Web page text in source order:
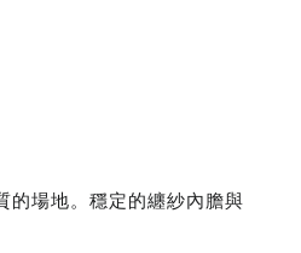
的場地。穩定的纏紗內膽與